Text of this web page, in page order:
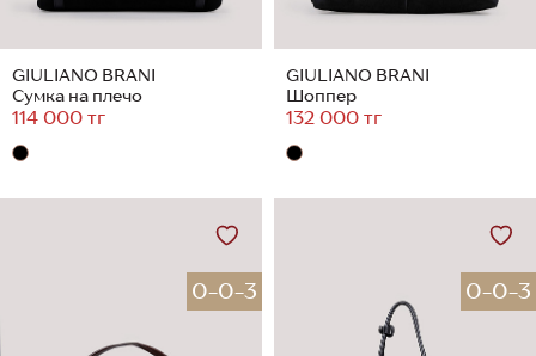
GIULIANO BRANI
Сумка на плечо
114 000 тг
GIULIANO BRANI
Шоппер
132 000 тг
0-0-3 0-0-3